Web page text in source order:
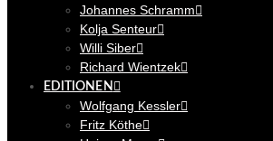
Johannes Schramm
Kolja Senteur
Willi Siber
Richard Wientzek
EDITIONEN
Wolfgang Kessler
Fritz Köthe